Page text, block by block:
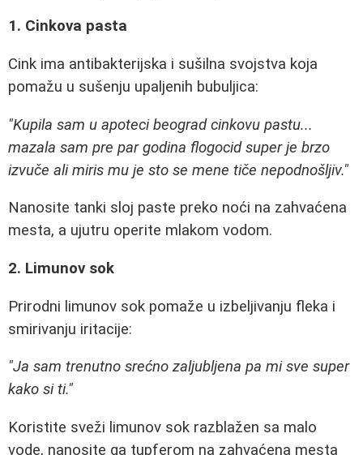
1. Cinkova pasta
Cink ima antibakterijska i sušilna svojstva koja
pomažu u sušenju upaljenih bubuljica:
"Kupila sam u apoteci beograd cinkovu pastu...
mazala sam pre par godina flogocid super je brzo
izvuče ali miris mu je sto se mene tiče nepodnošljiv."
Nanosite tanki sloj paste preko noći na zahvaćena
mesta, a ujutru operite mlakom vodom.
2. Limunov sok
Prirodni limunov sok pomaže u izbeljivanju fleka i
smirivanju iritacije:
"Ja sam trenutno srećno zaljubljena pa mi sve super
kako si ti."
Koristite sveži limunov sok razblažen sa malo
vode, nanosite ga tupferom na zahvaćena mesta